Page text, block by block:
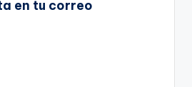
en tu correo